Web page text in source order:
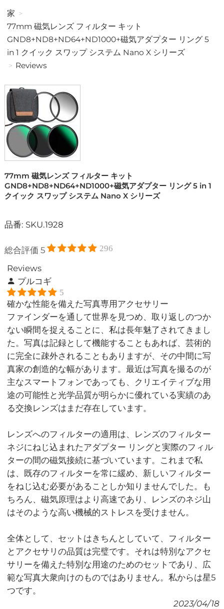
家
77mm 磁気レンズ フィルター キット
GND8+ND8+ND64+ND1000+磁気アダプター リング 5
in 1 クイック スワップ システム Nano X シリーズ
Reviews
77mm 磁気レンズ フィルター キット
GND8+ND8+ND64+ND1000+磁気アダプター リング 5 in 1
クイック スワップ システム Nano X シリーズ
品番: SKU.1928
総合評価5 296
Reviews
プルコギ
5
確かな性能を備えた写真専用アクセサリー
ファインダーを通して世界を見つめ、取り返しのつか
ない瞬間を捉えることに、私は長年魅了されてきまし
た。写真は記録として機能することもあれば、芸術的
に完全に疎外されることもありますが、その中間に写
真家の創造的な幅があります。最近は写真を撮るのが
主なスマートフォンであっても、クリエイティブな用
途の可能性と光学品質が明らかに優れている実績のあ
る交換レンズはまだ存在しています。
レンズへのフィルターの適用は、レンズのフィルター
ネジにねじ込まれたアダプター リングと実際のフィル
ターの間の磁気接続に基づいています。これまで私
は、既存のフィルターを常に緩め、新しいフィルター
をねじ込む必要があることしか知りませんでした。も
ちろん、磁気原理はより高速であり、レンズのネジ山
はそのような高い機械的ストレスを受けません。
全体として、セットはきちんとしていて、フィルター
とアクセサリの品質は完璧です。それは特別なアクセ
サリーを備えた特別な用途のためのセットであり、広
範な写真大衆向けのものではありません。私からは星5
つです。
2023/04/18